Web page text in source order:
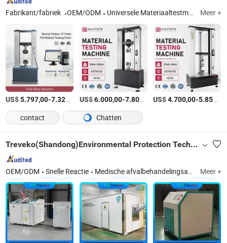
Fabrikant/fabriek OEM/ODM Universele Materiaaltestmachine, Zod Impact, Smeltstroomtester Meer +
US$5.797,00-7.324,00 /Stuk
US$6.000,00-7.800,00 /Stuk
US$4.700,00-5.853,00
contact
Chatten
Treveko(Shandong)Environmental Protection Technology Development Co., Ltd
OEM/ODM Snelle Reactie Medische afvalbehandelingsapparatuur, Medische afvalmagnetronsterilisatieapparatuur, Medische afval hoge temperatuur stoomsterilisatie, Medische afval hoge temperatuur sterilisatiepot, Voertuiggemonteerde medische afval noodbehandeling, Medische afvalversnipperaar, Hoge temperatuur afbraakmachine voor ziekten, Onschadelijke behandelingsapparatuur, Keukenafvalbehandelingsapparatuur, Huishoudelijk afvalbehandelingsapparatuur Meer +